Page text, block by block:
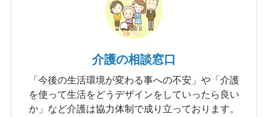
介護の相談窓口
「今後の生活環境が変わる事への不安」や「介護
を使って生活をどうデザインをしていったら良い
か」など介護は協力体制で成り立っております。